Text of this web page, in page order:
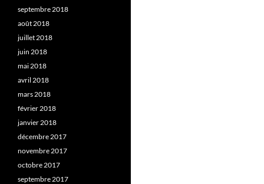
septembre 2018
août 2018
juillet 2018
juin 2018
mai 2018
avril 2018
mars 2018
février 2018
janvier 2018
décembre 2017
novembre 2017
octobre 2017
septembre 2017